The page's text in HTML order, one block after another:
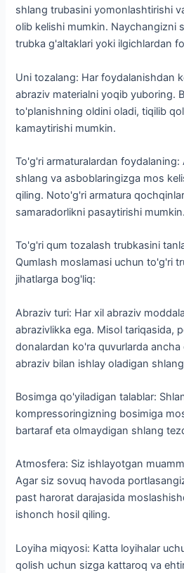
shlang trubasini yomonlashtirishi
olib kelishi mumkin. Naychangizni
trubka g'altaklari yoki ilgichlardan
Uni tozalang: Har foydalanishdan
abraziv materialni yoqib yuboring.
to'planishning oldini oladi, tiqilib
kamaytirishi mumkin.
To'g'ri armaturalardan foydalaning:
shlang va asboblaringizga mos
qiling. Noto'g'ri armatura
samaradorlikni pasaytirishi mumkin.
To'g'ri qum tozalash trubkasini
Qumlash moslamasi uchun to'g'ri
jihatlarga bog'liq:
Abraziv turi: Har xil abraziv
abrazivlikka ega. Misol tariqasida,
donalardan ko'ra quvurlarda
abraziv bilan ishlay oladigan
Bosimga qo'yiladigan talablar:
kompressoringizning bosimiga
bartaraf eta olmaydigan shlang
Atmosfera: Siz ishlayotgan
Agar siz sovuq havoda
past harorat darajasida
ishonch hosil qiling.
Loyiha miqyosi: Katta loyihalar
qolish uchun sizga kattaroq va